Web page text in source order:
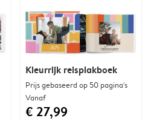
Kleurrijk reisplakboek
Prijs gebaseerd op 50 pagina's
Vanaf
€ 27,99